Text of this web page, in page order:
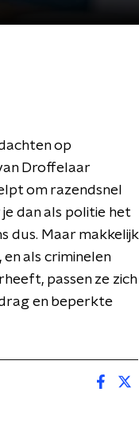
op
Droffelaar
om razendsnel
dan als politie het
dus. Maar makkelijk
als criminelen
passen ze zich
en beperkte